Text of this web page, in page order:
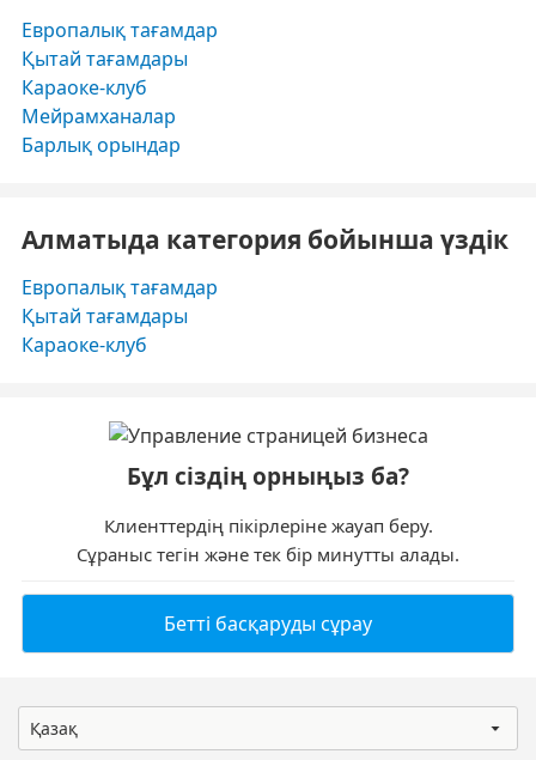
Европалық тағамдар
Қытай тағамдары
Караоке-клуб
Мейрамханалар
Барлық орындар
Алматыда категория бойынша үздік
Европалық тағамдар
Қытай тағамдары
Караоке-клуб
Бұл сіздің орныңыз ба?
Клиенттердің пікірлеріне жауап беру.
Сұраныс тегін және тек бір минутты алады.
Бетті басқаруды сұрау
Қазақ